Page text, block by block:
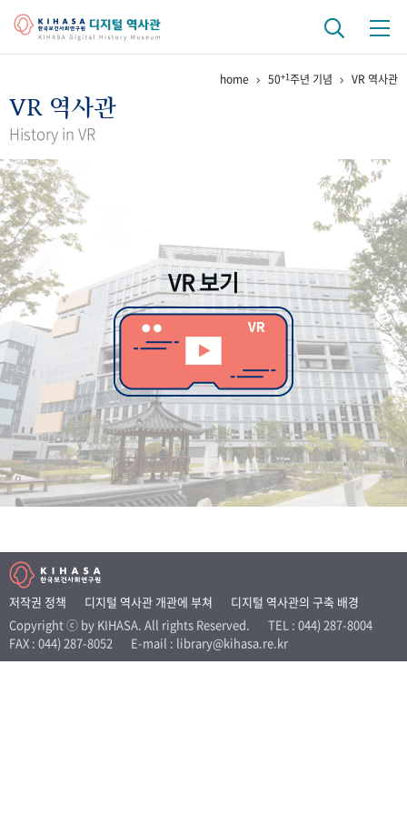
걸어온 길 기관 변천사
연구 역사
정책과 연구
간행물 변천사
기록물 아카이브
사진 아카이브 문서 기록물 행정박물 영상 기록물
50 주년 기념
성과 50선 숫자로 보는 50년 50 +1주년 광장
세계와 함께 한 KIHASA
VR 역사관
home 50+1주년 기념 VR 역사관
VR 역사관
History in VR
VR 보기
저작권 정책 디지털 역사관 개관에 부쳐
디지털 역사관의 구축 배경
Copyright ⓒ by KIHASA. All rights Reserved.
TEL : 044) 287-8004
FAX : 044) 287-8052
E-mail : library@kihasa.re.kr